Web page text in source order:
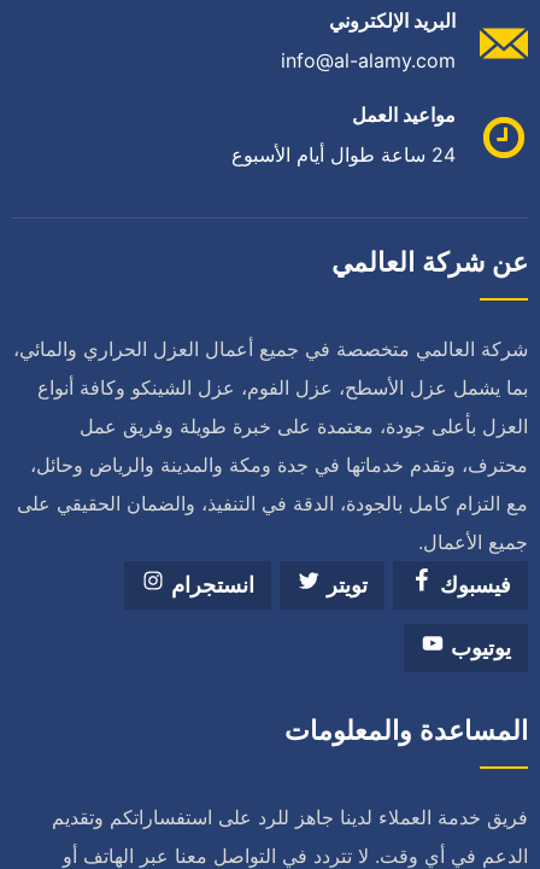
البريد الإلكتروني
info@al-alamy.com
مواعيد العمل
24 ساعة طوال أيام الأسبوع
عن شركة العالمي
شركة العالمي متخصصة في جميع أعمال العزل الحراري والمائي،
بما يشمل عزل الأسطح، عزل الفوم، عزل الشينكو وكافة أنواع
العزل بأعلى جودة، معتمدة على خبرة طويلة وفريق عمل
محترف، وتقدم خدماتها في جدة ومكة والمدينة والرياض وحائل،
مع التزام كامل بالجودة، الدقة في التنفيذ، والضمان الحقيقي على
جميع الأعمال.
فيسبوك
تويتر انستجرام
يوتيوب
المساعدة والمعلومات
فريق خدمة العملاء لدينا جاهز للرد على استفساراتكم وتقديم
الدعم في أي وقت. لا تتردد في التواصل معنا عبر الهاتف أو